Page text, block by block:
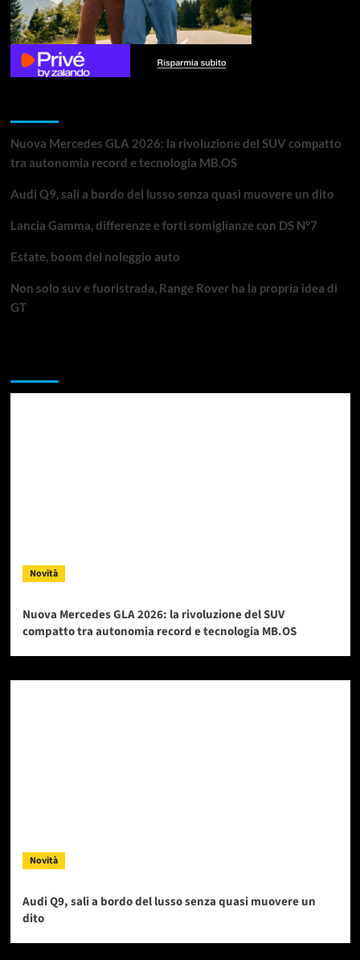
Nuova Mercedes GLA 2026: la rivoluzione del SUV compatto
tra autonomia record e tecnologia MB.OS
Audi Q9, sali a bordo del lusso senza quasi muovere un dito
Lancia Gamma, differenze e forti somiglianze con DS N°7
Estate, boom del noleggio auto
Non solo suv e fuoristrada, Range Rover ha la propria idea di
GT
Novità
Nuova Mercedes GLA 2026: la rivoluzione del SUV
compatto tra autonomia record e tecnologia MB.OS
Novità
Audi Q9, sali a bordo del lusso senza quasi muovere un
dito